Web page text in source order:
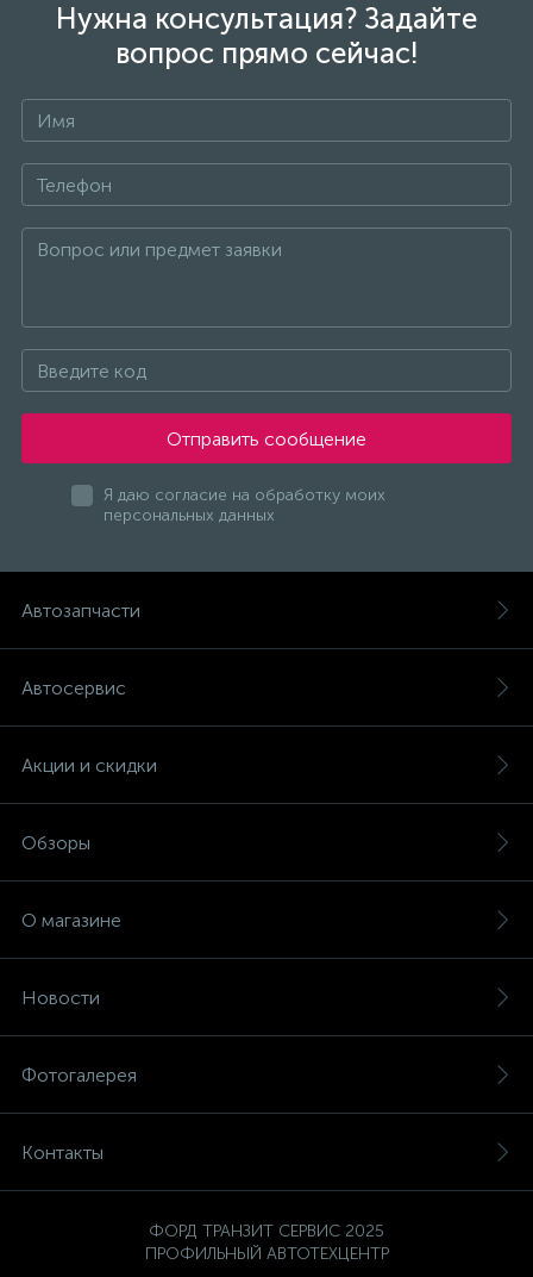
Нужна консультация? Задайте
вопрос прямо сейчас!
+7
Отправить сообщение
Я даю согласие на обработку моих
персональных данных
Автозапчасти
Автосервис
Акции и скидки
Обзоры
О магазине
Новости
Фотогалерея
Контакты
ФОРД ТРАНЗИТ СЕРВИС 2025
ПРОФИЛЬНЫЙ АВТОТЕХЦЕНТР